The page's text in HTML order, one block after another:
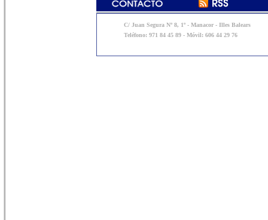
C/ Juan Segura Nº 8, 1º - Manacor - Illes Balears
Teléfono: 971 84 45 89 - Móvil: 606 44 29 76